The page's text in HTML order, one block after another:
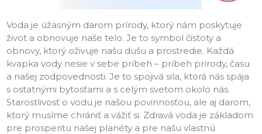
Voda je úžasným darom prírody, ktorý nám poskytuje
život a obnovuje naše telo. Je to symbol čistoty a
obnovy, ktorý oživuje našu dušu a prostredie. Každá
kvapka vody nesie v sebe príbeh – príbeh prírody, času
a našej zodpovednosti. Je to spojivá sila, ktorá nás spája
s ostatnými bytosťami a s celým svetom okolo nás.
Starostlivosť o vodu je našou povinnosťou, ale aj darom,
ktorý musíme chrániť a vážiť si. Zdravá voda je základom
pre prosperitu našej planéty a pre našu vlastnú